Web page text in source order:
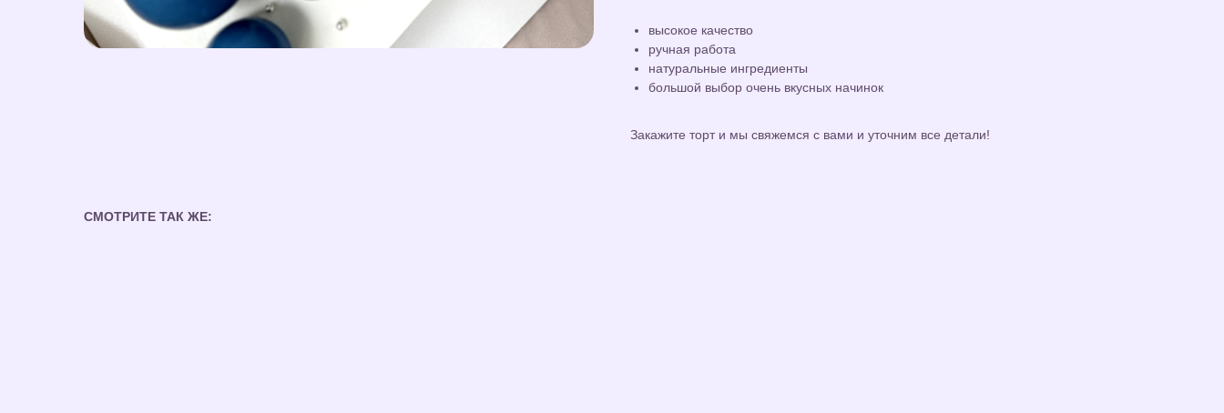
высокое качество
ручная работа
натуральные ингредиенты
большой выбор очень вкусных начинок
Закажите торт и мы свяжемся с вами и уточним все детали!
СМОТРИТЕ ТАК ЖЕ: